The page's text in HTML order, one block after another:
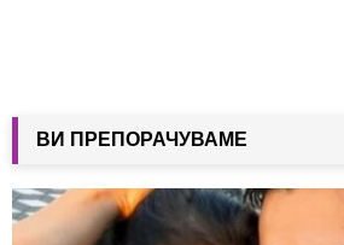
ВИ ПРЕПОРАЧУВАМЕ